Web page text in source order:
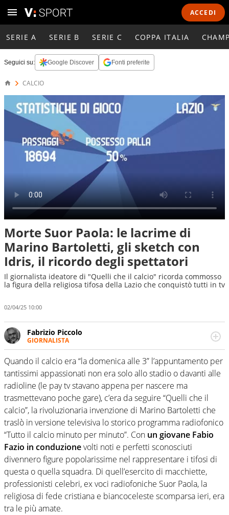
ACCEDI
SERIE A SERIE B SERIE C COPPA ITALIA
Seguici su: Google Discover Fonti preferite
CALCIO
Morte Suor Paola: le lacrime di
Marino Bartoletti, gli sketch con
Idris, il ricordo degli spettatori
Il giornalista ideatore di "Quelli che il calcio" ricorda commosso
la figura della religiosa tifosa della Lazio che conquistò tutti in tv
02/04/25 10:00
Fabrizio Piccolo
GIORNALISTA
Nella sua carriera ha seguito numerose manifestazioni
sportive e collaborato con agenzie e testate. Esperienza,
competenza, conoscenza e memoria storica. Si occupa
prevalentemente di calcio
Quando il calcio era “la domenica alle 3” l’appuntamento per
tantissimi appassionati non era solo allo stadio o davanti alle
radioline (le pay tv stavano appena per nascere ma
trasmettevano poche gare), c’era da seguire “Quelli che il
calcio”, la rivoluzionaria invenzione di Marino Bartoletti che
traslò in versione televisiva lo storico programma radiofonico
“Tutto il calcio minuto per minuto”. Con un giovane Fabio
Fazio in conduzionevolti noti e perfetti sconosciuti
divennero figure popolarissime nel rappresentare i tifosi di
questa o quella squadra. Di quell’esercito di macchiette,
professionisti celebri, ex voci radiofoniche Suor Paola, la
religiosa di fede cristiana e biancoceleste scomparsa ieri, era
tra le più amate.